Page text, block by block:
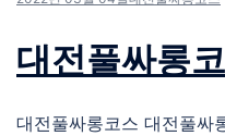
대전풀싸롱
대전풀싸롱코스 대전풀싸